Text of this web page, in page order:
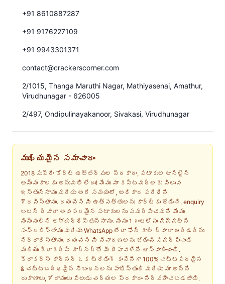
+91 8610887287
+91 9176227109
+91 9943301371
contact@crackerscorner.com
2/1015, Thanga Maruthi Nagar, Mathiyasenai, Amathur,
Virudhunagar - 626005
2/497, Ondipulinayakanoor, Sivakasi, Virudhunagar
ముఖ్యమైన సమాచారం
2018 సుప్రీం కోర్ట్ ఉత్తర్వుల ప్రకారం, పటాకుల ఆన్‌లైన్
అమ్మకాలకు అనుమతి లేదు! మేము మా కస్టమర్‌లకు విలువ
ఇస్తున్నాము మరియు అదే సమయంలో, అధికార పరిధిని
గౌరవిస్తాము. దయచేసి మీ ఉత్పత్తులను కార్ట్‌కు జోడించి, enquiry
బటన్ ద్వారా అవసరమైన పటాకులను సమర్పించమని మేము
మిమ్మల్ని అభ్యర్థిస్తున్నాము. మేము 1 గంటలోపు మిమ్మల్ని
సంప్రదిస్తాము మరియు WhatsApp లేదా ఫోన్ కాల్ ద్వారా ఆర్డర్‌ను
నిర్ధారిస్తాము. దయచేసి మీ విచారణలను జోడించి సమర్పించండి
మరియు క్రాకర్స్ కార్నర్‌తో మీ దీపావళిని ఆస్వాదించండి.
క్రాకర్స్ కార్నర్ ఒక ట్రేడింగ్ కంపెనీగా 100% చట్టపరమైన
& చట్టబద్ధమైన నిబంధనలను పాటిస్తుంది మరియు మా అన్ని
దుకాణాలు, గోదాములు పేలుడు చర్యల ప్రకారం నిర్వహించబడతాయి.